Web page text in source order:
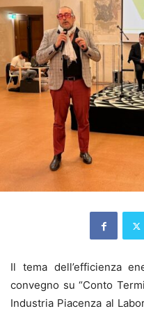
Il tema dell’efficienza
convegno su “Conto
Industria Piacenza al